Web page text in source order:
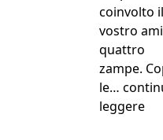
coinvolto il
vostro
quattro
zampe.
le…
leggere